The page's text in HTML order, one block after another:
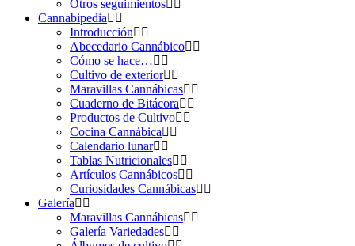
Otros seguimientos
Cannabipedia
Introducción
Abecedario Cannábico
Cómo se hace…
Cultivo de exterior
Maravillas Cannábicas
Cuaderno de Bitácora
Productos de Cultivo
Cocina Cannábica
Calendario lunar
Tablas Nutricionales
Artículos Cannábicos
Curiosidades Cannábicas
Galería
Maravillas Cannábicas
Galería Variedades